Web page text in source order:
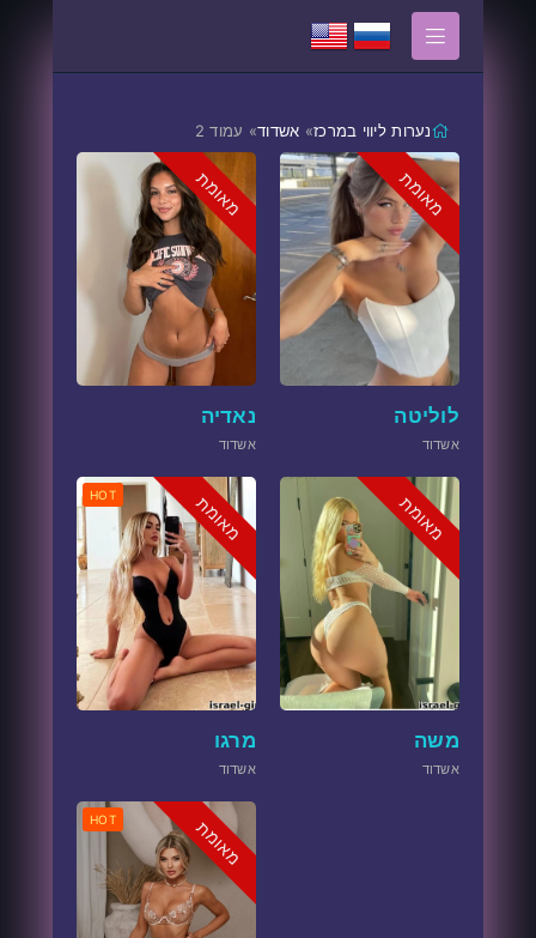
נערות ליווי במרכז» אשדוד» עמוד 2
נאדיה
אשדוד
מאומת
לוליטה
אשדוד
מאומת
מרגו
אשדוד
HOT מאומת
משה
אשדוד
מאומת
HOT מאומת